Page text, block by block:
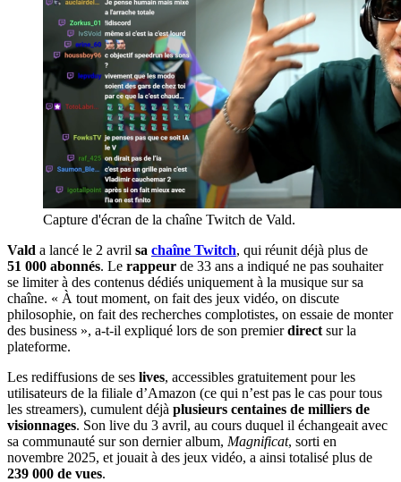
Capture d'écran de la chaîne Twitch de Vald.
Vald a lancé le 2 avril sa chaîne Twitch, qui réunit déjà plus de
51 000 abonnés. Le rappeur de 33 ans a indiqué ne pas souhaiter
se limiter à des contenus dédiés uniquement à la musique sur sa
chaîne. « À tout moment, on fait des jeux vidéo, on discute
philosophie, on fait des recherches complotistes, on essaie de monter
des business », a-t-il expliqué lors de son premierdirect sur la
plateforme.
Les rediffusions de ses lives, accessibles gratuitement pour les
utilisateurs de la filiale d’Amazon (ce qui n’est pas le cas pour tous
les streamers), cumulent déjà plusieurs centaines de milliers de
visionnages. Son live du 3 avril, au cours duquel il échangeait avec
sa communauté sur son dernier album, Magnificat, sorti en
novembre 2025, et jouait à des jeux vidéo, a ainsi totalisé plus de
239 000 de vues.